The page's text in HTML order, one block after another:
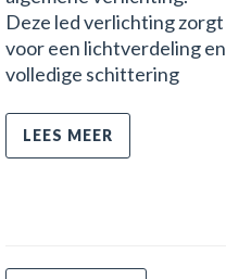
Deze led verlichting zorgt
voor een lichtverdeling en
volledige schittering
LEES MEER